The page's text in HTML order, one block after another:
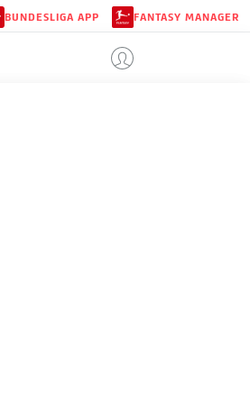
BUNDESLIGA APP FANTASY MANAGER